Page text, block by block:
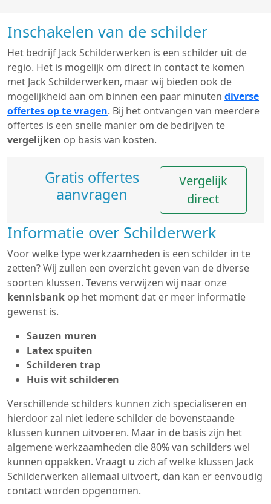
Inschakelen van de schilder
Het bedrijf Jack Schilderwerken is een schilder uit de
regio. Het is mogelijk om direct in contact te komen
met Jack Schilderwerken, maar wij bieden ook de
mogelijkheid aan om binnen een paar minuten diverse
offertes op te vragen. Bij het ontvangen van meerdere
offertes is een snelle manier om de bedrijven te
vergelijken op basis van kosten.
Gratis offertes
aanvragen
Vergelijk
direct
Informatie over Schilderwerk
Voor welke type werkzaamheden is een schilder in te
zetten? Wij zullen een overzicht geven van de diverse
soorten klussen. Tevens verwijzen wij naar onze
kennisbank op het moment dat er meer informatie
gewenst is.
Sauzen muren
Latex spuiten
Schilderen trap
Huis wit schilderen
Verschillende schilders kunnen zich specialiseren en
hierdoor zal niet iedere schilder de bovenstaande
klussen kunnen uitvoeren. Maar in de basis zijn het
algemene werkzaamheden die 80% van schilders wel
kunnen oppakken. Vraagt u zich af welke klussen Jack
Schilderwerken allemaal uitvoert, dan kan er eenvoudig
contact worden opgenomen.